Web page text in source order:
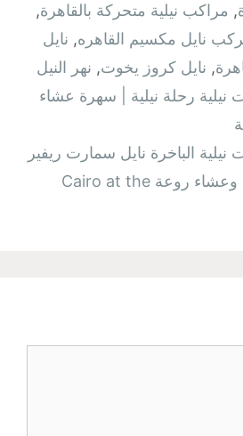
, مراكب نيلية متحركة بالقاهرة,
نايل مكسيم القاهره, نايل
, نايل كروز يخوت, نهر النيل
رحلة نيلية | سهرة عشاء
الباخرة نايل سمارت ريفير
بوت سهرة في النيل وعشاء روعة Cairo at the